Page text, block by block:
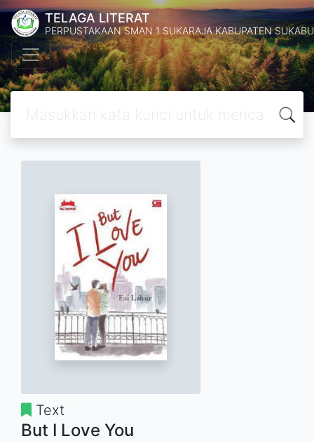
TELAGA LITERAT
PERPUSTAKAAN SMAN 1 SUKARAJA KABUPATEN
Text
But I Love You